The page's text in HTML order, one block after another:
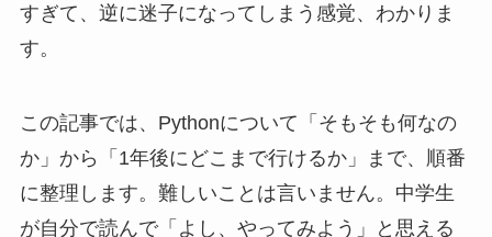
すぎて、逆に迷子になってしまう感覚、わかりま
す。
この記事では、Pythonについて「そもそも何なの
か」から「1年後にどこまで行けるか」まで、順番
に整理します。難しいことは言いません。中学生
が自分で読んで「よし、やってみよう」と思える